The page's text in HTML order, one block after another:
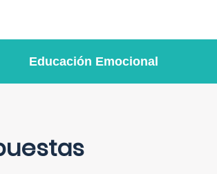
Educación Emocional